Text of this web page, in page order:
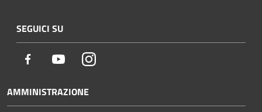
SEGUICI SU
Facebook YoutubeInstagram
AMMINISTRAZIONE